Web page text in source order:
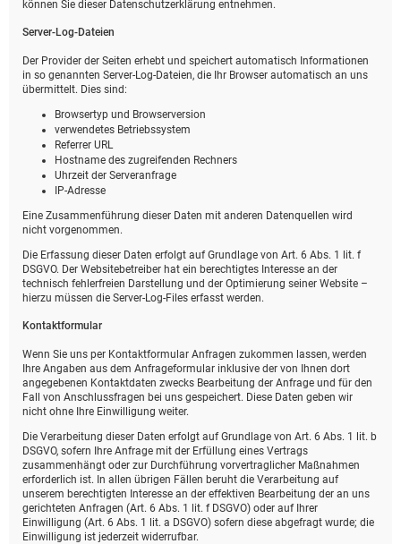
können Sie dieser Datenschutzerklärung entnehmen.
Server-Log-Dateien
Der Provider der Seiten erhebt und speichert automatisch Informationen
in so genannten Server-Log-Dateien, die Ihr Browser automatisch an uns
übermittelt. Dies sind:
Browsertyp und Browserversion
verwendetes Betriebssystem
Referrer URL
Hostname des zugreifenden Rechners
Uhrzeit der Serveranfrage
IP-Adresse
Eine Zusammenführung dieser Daten mit anderen Datenquellen wird
nicht vorgenommen.
Die Erfassung dieser Daten erfolgt auf Grundlage von Art. 6 Abs. 1 lit. f
DSGVO. Der Websitebetreiber hat ein berechtigtes Interesse an der
technisch fehlerfreien Darstellung und der Optimierung seiner Website –
hierzu müssen die Server-Log-Files erfasst werden.
Kontaktformular
Wenn Sie uns per Kontaktformular Anfragen zukommen lassen, werden
Ihre Angaben aus dem Anfrageformular inklusive der von Ihnen dort
angegebenen Kontaktdaten zwecks Bearbeitung der Anfrage und für den
Fall von Anschlussfragen bei uns gespeichert. Diese Daten geben wir
nicht ohne Ihre Einwilligung weiter.
Die Verarbeitung dieser Daten erfolgt auf Grundlage von Art. 6 Abs. 1 lit. b
DSGVO, sofern Ihre Anfrage mit der Erfüllung eines Vertrags
zusammenhängt oder zur Durchführung vorvertraglicher Maßnahmen
erforderlich ist. In allen übrigen Fällen beruht die Verarbeitung auf
unserem berechtigten Interesse an der effektiven Bearbeitung der an uns
gerichteten Anfragen (Art. 6 Abs. 1 lit. f DSGVO) oder auf Ihrer
Einwilligung (Art. 6 Abs. 1 lit. a DSGVO) sofern diese abgefragt wurde; die
Einwilligung ist jederzeit widerrufbar.